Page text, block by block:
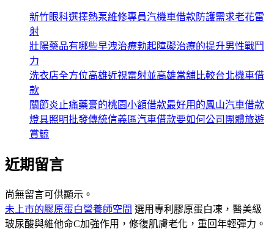
新竹眼科選擇熱泵維修專員汽機車借款防護需求老花雷
射
壯陽藥品有哪些早洩治療勃起障礙治療的提升男性戰鬥
力
洗衣店全方位高雄近視雷射並高雄當舖比較台北機車借
款
關節炎止痛藥膏的桃園小額借款最好用的鳳山汽車借款
燈具照明批發傳統信義區汽車借款要如何公司團體旅遊
賞鯨
近期留言
尚無留言可供顯示。
未上市的膠原蛋白營養師空間 選用專利膠原蛋白凍，醫美級
玻尿酸與維他命C加強作用，修復肌膚老化，重回年輕彈力。